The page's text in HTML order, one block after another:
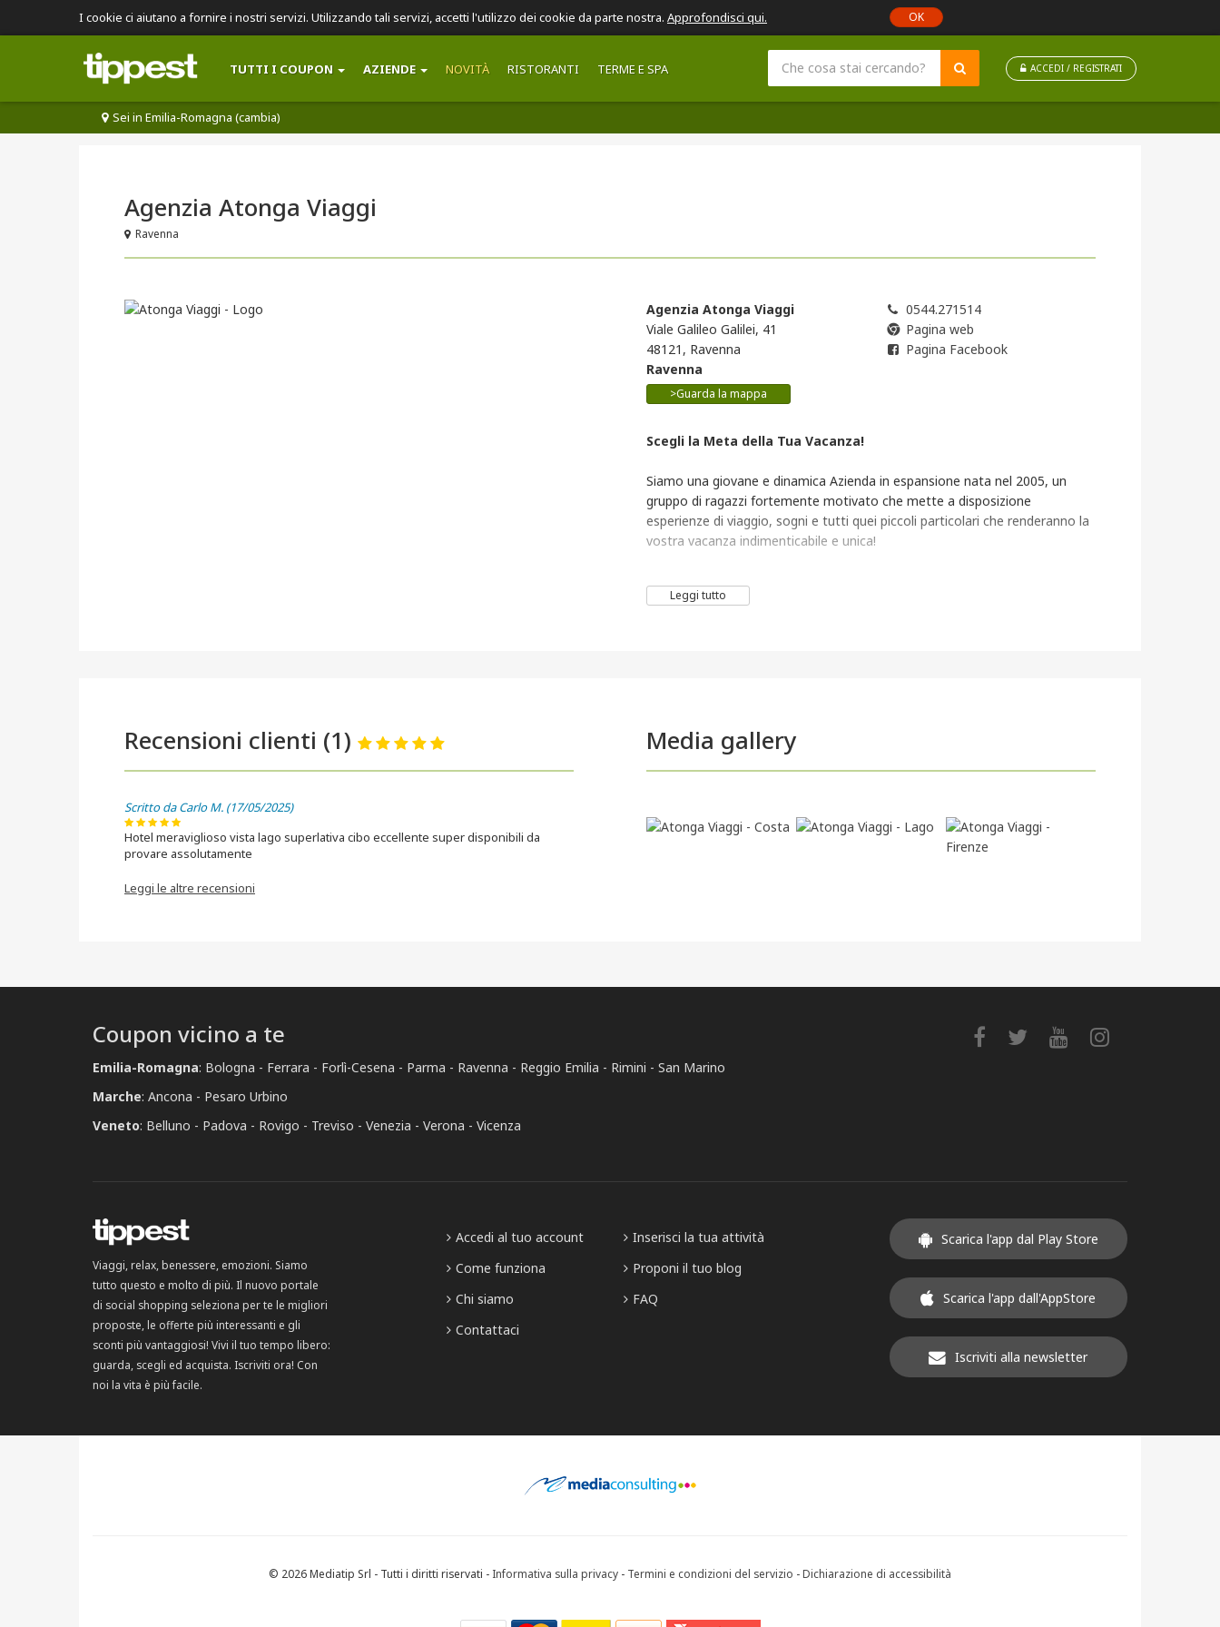
I cookie ci aiutano a fornire i nostri servizi. Utilizzando tali servizi, accetti l'utilizzo dei cookie da parte nostra. Approfondisci qui. OK
TUTTI I COUPON AZIENDE NOVITÀ RISTORANTI TERME E SPA ACCEDI / REGISTRATI
Sei in Emilia-Romagna (cambia)
Agenzia Atonga Viaggi
Ravenna
Agenzia Atonga Viaggi
Viale Galileo Galilei, 41
48121, Ravenna
Ravenna
>Guarda la mappa
0544.271514
Pagina web
Pagina Facebook
Scegli la Meta della Tua Vacanza!
Siamo una giovane e dinamica Azienda in espansione nata nel 2005, un
gruppo di ragazzi fortemente motivato che mette a disposizione
esperienze di viaggio, sogni e tutti quei piccoli particolari che renderanno la
vostra vacanza indimenticabile e unica!
- Non è possibile pagare soggiorni in hotel già prenotati in autonomia
Leggi tutto
Recensioni clienti (1)
Scritto da Carlo M. (17/05/2025)
Hotel meraviglioso vista lago superlativa cibo eccellente super disponibili da
provare assolutamente
Leggi le altre recensioni
Media gallery
Coupon vicino a te
Emilia-Romagna: Bologna Ferrara Forlì-Cesena Parma Ravenna Reggio Emilia Rimini
San Marino
Marche: Ancona
Pesaro Urbino
Veneto: Belluno Padova Rovigo Treviso Venezia Verona Vicenza
Viaggi, relax, benessere, emozioni. Siamo
tutto questo e molto di più. Il nuovo portale
di social shopping seleziona per te le migliori
proposte, le offerte più interessanti e gli
sconti più vantaggiosi! Vivi il tuo tempo libero:
guarda, scegli ed acquista. Iscriviti ora! Con
noi la vita è più facile.
Accedi al tuo account
Come funziona
Chi siamo
Contattaci
Inserisci la tua attività
Proponi il tuo blog
FAQ
Scarica l'app dal Play Store
Scarica l'app dall'AppStore
Iscriviti alla newsletter
© 2026 Mediatip Srl - Tutti i diritti riservati - Informativa sulla privacy - Termini e condizioni del servizio -Dichiarazione di accessibilità